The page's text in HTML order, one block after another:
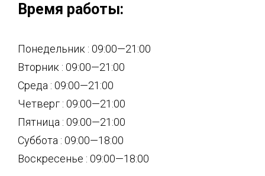
Время работы:
Понедельник : 09:00—21:00
Вторник : 09:00—21:00
Среда : 09:00—21:00
Четверг : 09:00—21:00
Пятница : 09:00—21:00
Суббота : 09:00—18:00
Воскресенье : 09:00—18:00